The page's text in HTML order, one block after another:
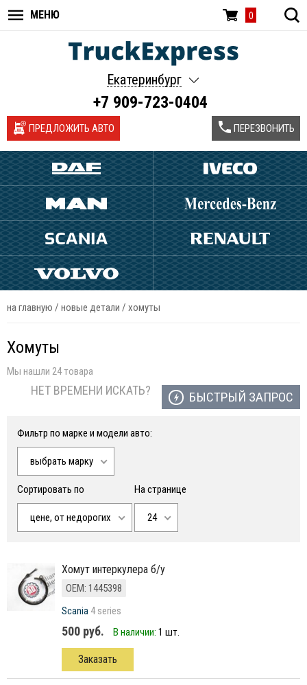
МЕНЮ 0
Екатеринбург
+7 909-723-0404
ПРЕДЛОЖИТЬ АВТО
на главную / новые детали / хомуты
Хомуты
Мы нашли 24 товара
НЕТ ВРЕМЕНИ ИСКАТЬ? БЫСТРЫЙ ЗАПРОС
Фильтр по марке и модели авто:
выбрать марку
Сортировать по
цене, от недорогих
На странице
24
Хомут интеркулера б/у
ОЕМ: 1445398
Scania 4 series
500 руб. В наличии: 1 шт.
Заказать